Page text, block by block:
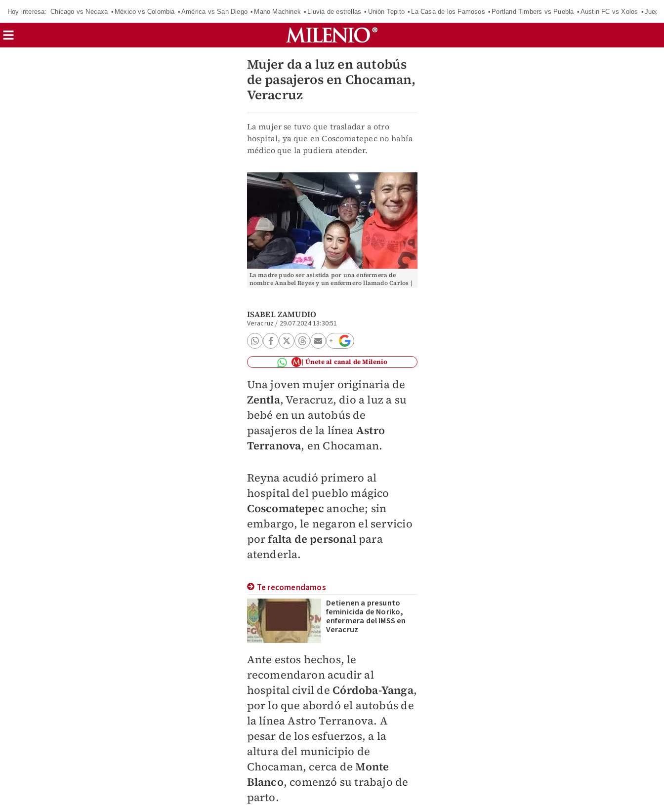
Hoy interesa: Chicago vs Necaxa México vs Colombia América vs San Diego Mano Machinek Lluvia de estrellas Unión Tepito La Casa de los Famosos Portland Timbers vs Puebla Austin FC vs Xolos
Mujer da a luz en autobús
de pasajeros en Chocaman,
Veracruz
La mujer se tuvo que trasladar a otro
hospital, ya que en Coscomatepec no había
médico que la pudiera atender.
La madre pudo ser asistida por una enfermera de
nombre Anabel Reyes y un enfermero llamado Carlos |
ISABEL ZAMUDIO
Veracruz / 29.07.2024 13:30:51
Únete al canal de Milenio
Una joven mujer originaria de
Zentla, Veracruz, dio a luz a su
bebé en un autobús de
pasajeros de la línea Astro
Terranova, en Chocaman.
Reyna acudió primero al
hospital del pueblo mágico
Coscomatepec anoche; sin
embargo, le negaron el servicio
porfalta de personalpara
atenderla.
Te recomendamos
Detienen a presunto
feminicida de Noriko,
enfermera del IMSS en
Veracruz
Ante estos hechos, le
recomendaron acudir al
hospital civil de Córdoba-Yanga,
por lo que abordó el autobús de
la línea Astro Terranova. A
pesar de los esfuerzos, a la
altura del municipio de
Chocaman, cerca deMonte
Blanco, comenzó su trabajo de
parto.